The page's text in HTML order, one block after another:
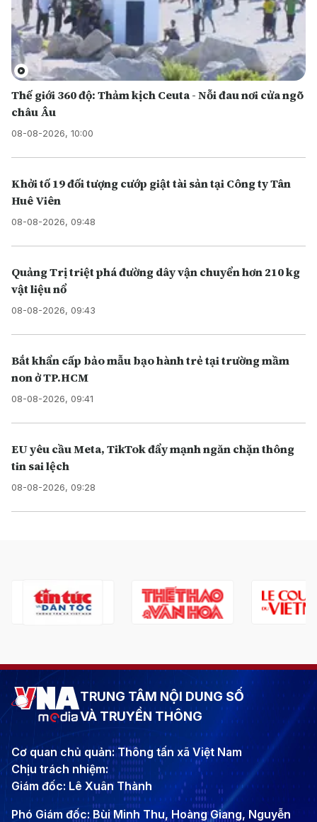
Thế giới 360 độ: Thảm kịch Ceuta - Nỗi đau nơi cửa ngõ
châu Âu
08-08-2026, 10:00
Khởi tố 19 đối tượng cướp giật tài sản tại Công ty Tân
Huê Viên
08-08-2026, 09:48
Quảng Trị triệt phá đường dây vận chuyển hơn 210 kg
vật liệu nổ
08-08-2026, 09:43
Bắt khẩn cấp bảo mẫu bạo hành trẻ tại trường mầm
non ở TP.HCM
08-08-2026, 09:41
EU yêu cầu Meta, TikTok đẩy mạnh ngăn chặn thông
tin sai lệch
08-08-2026, 09:28
TRUNG TÂM NỘI DUNG SỐ
VÀ TRUYỀN THÔNG
Cơ quan chủ quản: Thông tấn xã Việt Nam
Chịu trách nhiệm:
Giám đốc: Lê Xuân Thành
Phó Giám đốc: Bùi Minh Thu, Hoàng Giang, Nguyễn